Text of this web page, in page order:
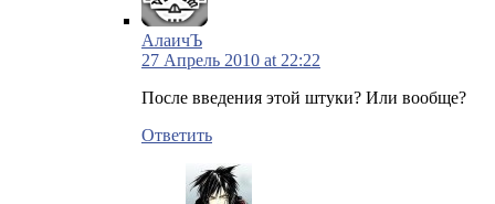
АлаичЪ
27 Апрель 2010 at 22:22
После введения этой штуки? Или вообще?
Ответить